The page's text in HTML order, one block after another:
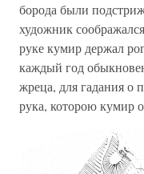
борода были
художник
руке кумир держал
каждый год
жреца, для гадания о
рука, которою кумир